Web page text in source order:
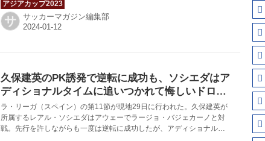
サ サッカーマガジン編集部
久保建英のPK誘発で逆転に成功も、ソシエダはア
ディショナルタイムに追いつかれて悔しいドロー
【スペイン】
ラ・リーガ（スペイン）の第11節が現地29日に行われた。久保建英が
所属するレアル・ソシエダはアウェーでラージョ・バジェカーノと対
戦。先行を許しながらも一度は逆転に成功したが、アディショナルタ